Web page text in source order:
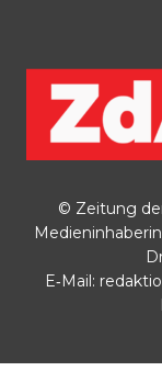
© Zeitung
E‑Mail: